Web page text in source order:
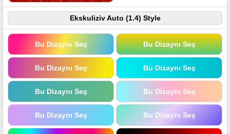
Ekskuliziv Auto (1.4) Style
Bu Dizaynı Seç Bu Dizaynı Seç
Bu Dizaynı Seç Bu Dizaynı Seç
Bu Dizaynı Seç Bu Dizaynı Seç
Bu Dizaynı Seç Bu Dizaynı Seç